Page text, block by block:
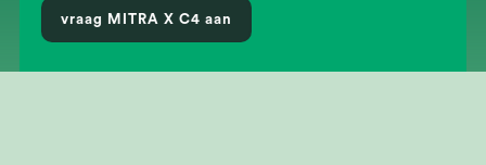
vraag MITRA X C4 aan